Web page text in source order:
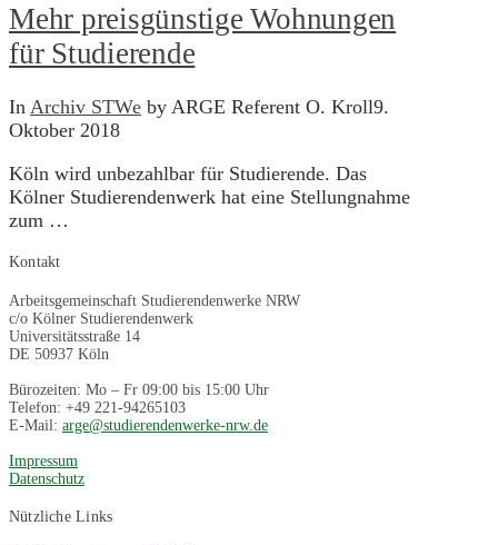
Mehr preisgünstige Wohnungen
für Studierende
In Archiv STWe by ARGE Referent O. Kroll9.
Oktober 2018
Köln wird unbezahlbar für Studierende. Das
Kölner Studierendenwerk hat eine Stellungnahme
zum …
Kontakt
Arbeitsgemeinschaft Studierendenwerke NRW
c/o Kölner Studierendenwerk
Universitätsstraße 14
DE 50937 Köln
Bürozeiten: Mo – Fr 09:00 bis 15:00 Uhr
Telefon: +49 221-94265103
E-Mail: arge@studierendenwerke-nrw.de
Impressum
Datenschutz
Nützliche Links